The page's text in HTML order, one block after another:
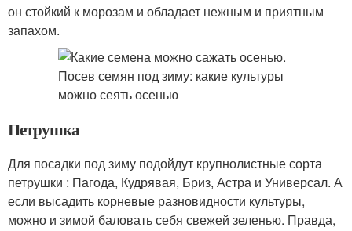
он стойкий к морозам и обладает нежным и приятным
запахом.
Петрушка
Для посадки под зиму подойдут крупнолистные сорта
петрушки : Пагода, Кудрявая, Бриз, Астра и Универсал. А
если высадить корневые разновидности культуры,
можно и зимой баловать себя свежей зеленью. Правда,